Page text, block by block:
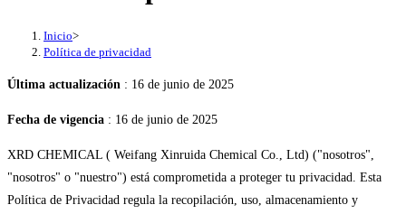
Inicio>
Política de privacidad
Última actualización : 16 de junio de 2025
Fecha de vigencia : 16 de junio de 2025
XRD CHEMICAL ( Weifang Xinruida Chemical Co., Ltd) ("nosotros",
"nosotros" o "nuestro") está comprometida a proteger tu privacidad. Esta
Política de Privacidad regula la recopilación, uso, almacenamiento y